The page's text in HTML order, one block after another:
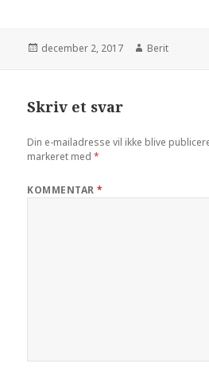
december 2, 2017 Berit
Skriv et svar
Din e-mailadresse vil ikke blive
markeret med*
KOMMENTAR*